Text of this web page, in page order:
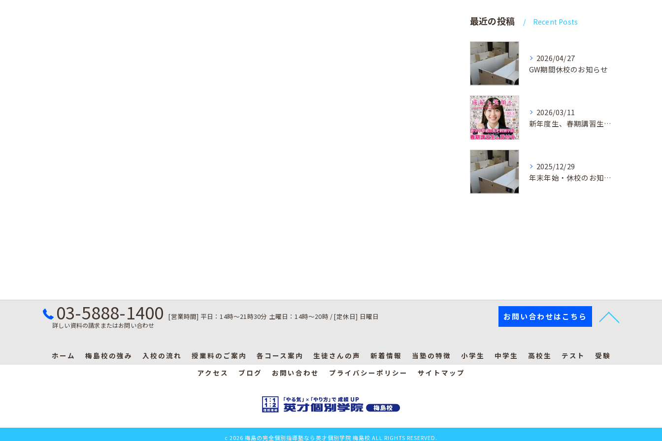
最近の投稿 Recent Posts
2026/04/27
GW期間休校のお知らせ
2026/03/11
新年度生、春期講習生 受付中！
2025/12/29
年末年始・休校のお知らせ
03-5888-1400
詳しい資料の請求またはお問い合わせ
[営業時間] 平日：14時～21時30分 土曜日：14時～20時 / [定休日] 日曜日 お問い合わせはこちら
ホーム 梅島校の強み 入校の流れ 授業料のご案内 各コース案内 生徒さんの声 新着情報 当塾の特徴 小学生 中学生 高校生 テスト
受験
アクセス
ブログ お問い合わせ プライバシーポリシー サイトマップ
c 2026 梅島の完全個別指導塾なら英才個別学院 梅島校 ALL RIGHTS RESERVED.